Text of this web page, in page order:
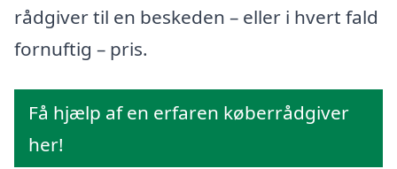
rådgiver til en beskeden – eller i hvert fald
fornuftig – pris.
Få hjælp af en erfaren køberrådgiver
her!